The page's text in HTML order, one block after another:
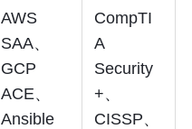
AWS
SAA、
GCP
ACE、
Ansible
CompTI
A
Security
+、
CISSP、